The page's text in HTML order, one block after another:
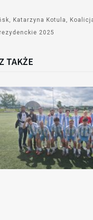
Katarzyna Kotula
2025
TAKŻE